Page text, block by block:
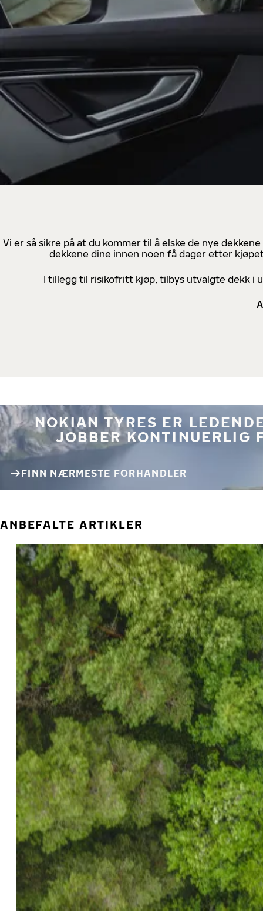
Vi er så sikre på at du kommer til å elske de nye
dekkene dine innen noen få dager etter
I tillegg til risikofritt kjøp, tilbys utvalgte dekk i
NOKIAN TYRES ER
JOBBER KONTINUERLIG
FINN NÆRMESTE FORHANDLER
ANBEFALTE ARTIKLER